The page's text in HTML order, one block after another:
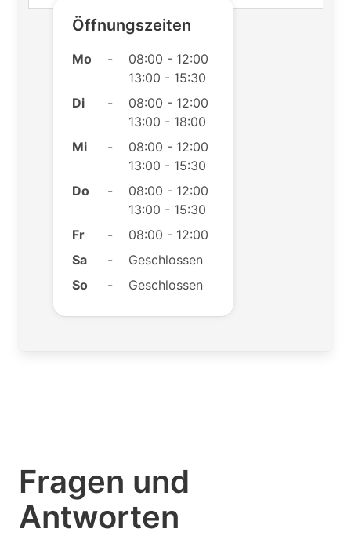
Öffnungszeiten
Mo -
08:00 - 12:00
13:00 - 15:30
Di
-
08:00 - 12:00
13:00 - 18:00
Mi
-
08:00 - 12:00
13:00 - 15:30
Do
-
08:00 - 12:00
13:00 - 15:30
Fr
-
08:00 - 12:00
Sa
-
Geschlossen
So
- Geschlossen
Fragen und
Antworten